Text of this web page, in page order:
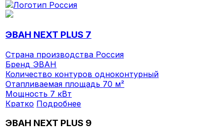
ЭВАН NEXT PLUS 7
Страна производства Россия
Бренд ЭВАН
Количество контуроводноконтурный
Отапливаемая площадь 70 м²
Мощность 7 кВт
Кратко Подробнее
ЭВАН NEXT PLUS 9